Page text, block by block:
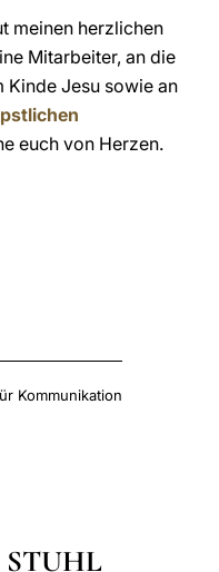
meinen herzlichen
Mitarbeiter, an die
Kinde Jesu sowie an
euch von Herzen.
Kommunikation